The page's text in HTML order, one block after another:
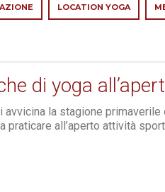
LOCATION YOGA
di yoga
avvicina la stagione primaverile
praticare all’aperto attività